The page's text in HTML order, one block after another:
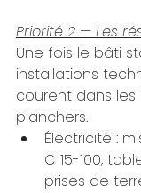
Priorité 2 — Les
Une fois le bâti
installations
courent dans les
planchers.
Électricité :
C 15-100,
prises de